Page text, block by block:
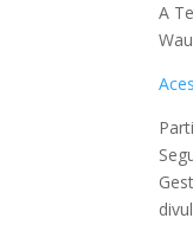
A